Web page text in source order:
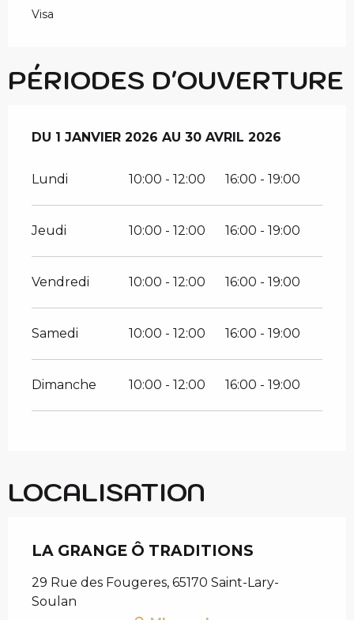
Visa
PÉRIODES D'OUVERTURE
DU 1 JANVIER 2026 AU 30 AVRIL 2026
DU 1 JANVIER 2026 AU 30 AVRIL 2026
Lundi 10:00 - 12:00 16:00 - 19:00
Jeudi 10:00 - 12:00 16:00 - 19:00
Vendredi 10:00 - 12:00 16:00 - 19:00
Samedi 10:00 - 12:00 16:00 - 19:00
Dimanche 10:00 - 12:00 16:00 - 19:00
LOCALISATION
LA GRANGE Ô TRADITIONS
29 Rue des Fougeres, 65170 Saint-Lary-
Soulan